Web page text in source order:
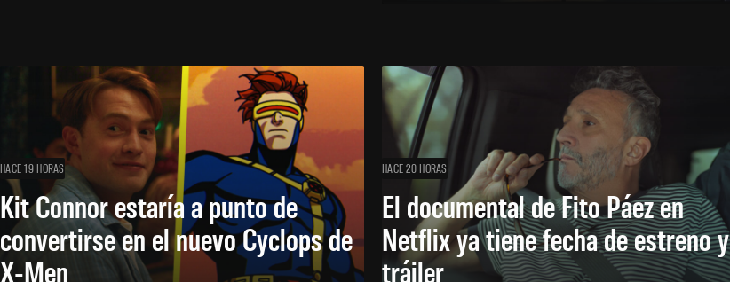
HACE 19 HORAS
Kit Connor estaría a punto de
convertirse en el nuevo Cyclops de
X-Men
HACE 20 HORAS
El documental de Fito Páez en
Netflix ya tiene fecha de estreno y
tráiler